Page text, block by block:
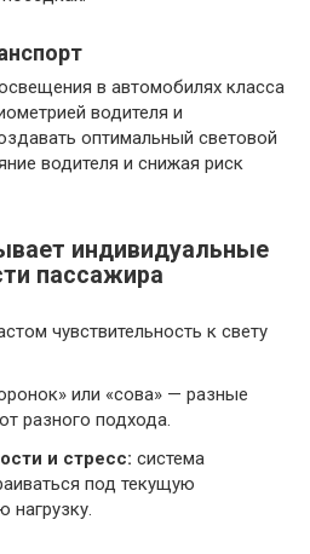
в автомобилях класса
водителя и
оптимальный световой
водителя и снижая риск
индивидуальные
пассажира
чувствительность к свету
или «сова» — разные
разного подхода.
и стресс: система
под текущую
нагрузку.